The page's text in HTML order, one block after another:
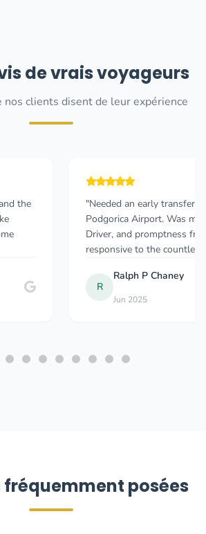
de vrais voyageurs
nos clients disent de leur expérience
from Kotor Old Town to
Was more than pleased with Vehicle,
from this company. Also, very
emails I sent th..."
fréquemment posées